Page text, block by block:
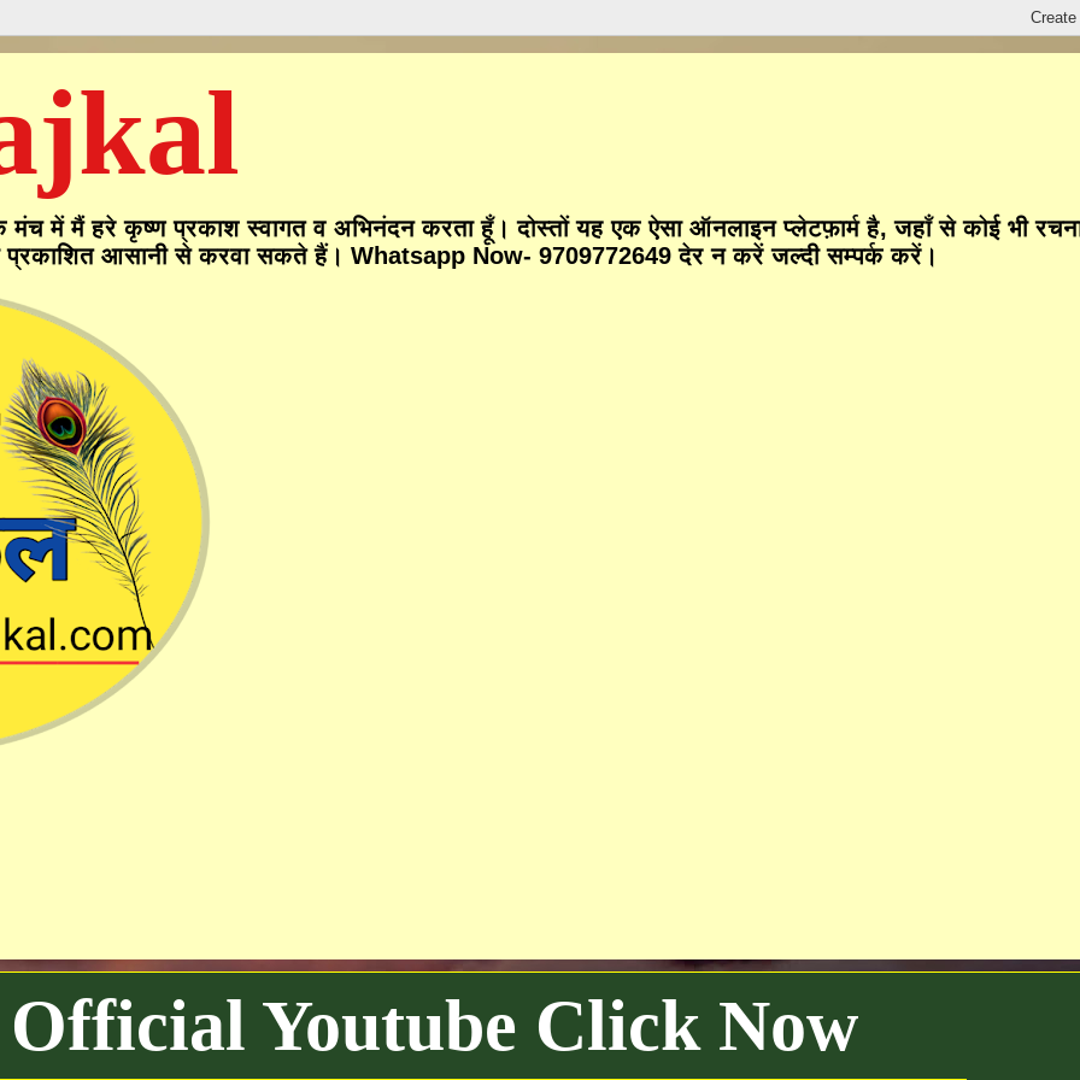
में मैं हरे कृष्ण प्रकाश स्वागत व अभिनंदन करता हूँ। दोस्तों यह एक ऐसा ऑनलाइन प्लेटफ़ार्म है, जहाँ से कोई भी
प्रकाशित आसानी से करवा सकते हैं। Whatsapp Now- 9709772649 देर न करें जल्दी सम्पर्क करें।
Official Youtube Click Now